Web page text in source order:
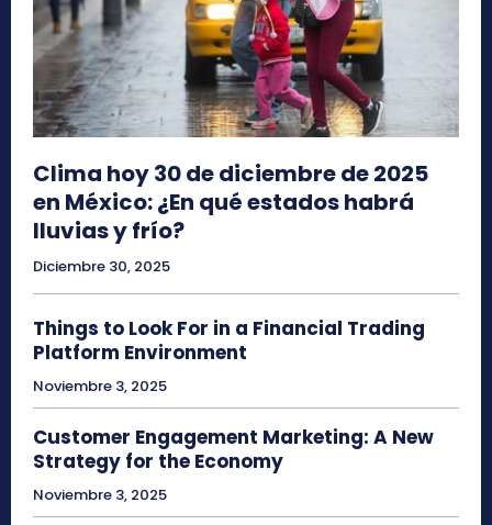
Clima hoy 30 de diciembre de 2025
en México: ¿En qué estados habrá
lluvias y frío?
Diciembre 30, 2025
Things to Look For in a Financial Trading
Platform Environment
Noviembre 3, 2025
Customer Engagement Marketing: A New
Strategy for the Economy
Noviembre 3, 2025